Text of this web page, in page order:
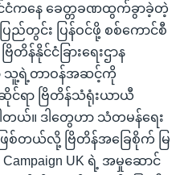
ငံကနေ ခေတ္တခဏထွက်ခွာခဲ့တဲ့
ည်တွင်း ပြန်ဝင်ဖို့ စစ်ကောင်စီ
တိန်နိုင်ငံခြားရေးဌာန
ာ သူ့ရဲ့တာဝန်အဆင့်ကို
င်ရာ ဗြိတိန်သံရုံးယာယီ
ါတယ်။ ဒါတွေဟာ သံတမန်ရေး
စ်တယ်လို့ ဗြိတိန်အခြေစိုက် မြ
UK ရဲ့ အမှုဆောင်